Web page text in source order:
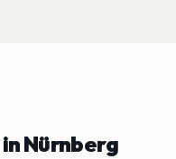
inNürnberg